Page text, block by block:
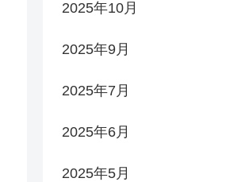
2025年10月
2025年9月
2025年7月
2025年6月
2025年5月